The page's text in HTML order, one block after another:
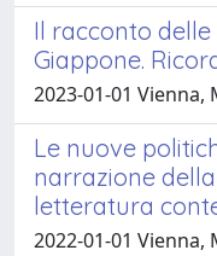
Il racconto
Giappone.
2023-01-01 Vienna,
Le nuove
narrazione
letteratura
2022-01-01 Vienna,